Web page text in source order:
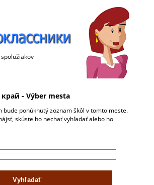
- Výber mesta
bude ponúknutý zoznam škôl v tomto meste.
skúste ho nechať vyhľadať alebo ho